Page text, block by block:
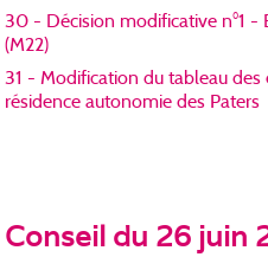
30 - Décision modificative n°1 -
(M22)
31 - Modification du tableau des
résidence autonomie des Paters
Conseil du 26 juin